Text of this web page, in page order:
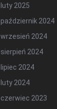
luty 2025
październik 2024
wrzesień 2024
sierpień 2024
lipiec 2024
luty 2024
czerwiec 2023